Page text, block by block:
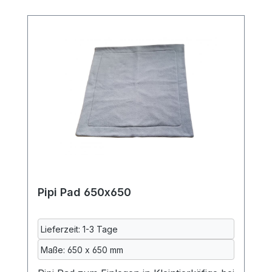
Pipi Pad 650x650
Lieferzeit: 1-3 Tage
Maße: 650 x 650 mm